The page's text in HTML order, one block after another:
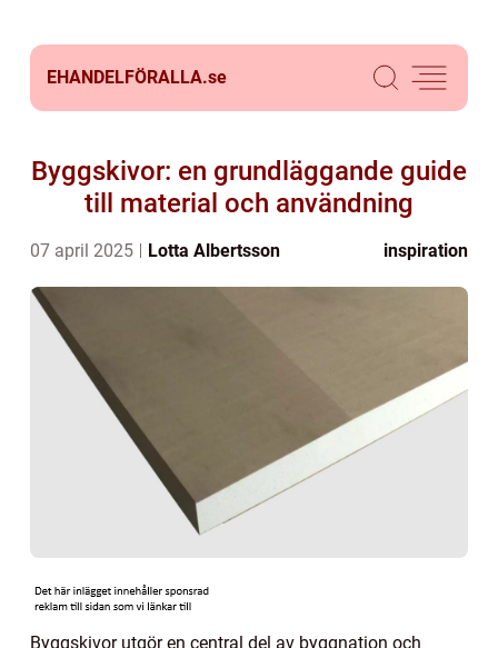
EHANDELFÖRALLA.se
Byggskivor: en grundläggande guide
till material och användning
07 april 2025 Lotta Albertsson inspiration
Byggskivor utgör en central del av byggnation och